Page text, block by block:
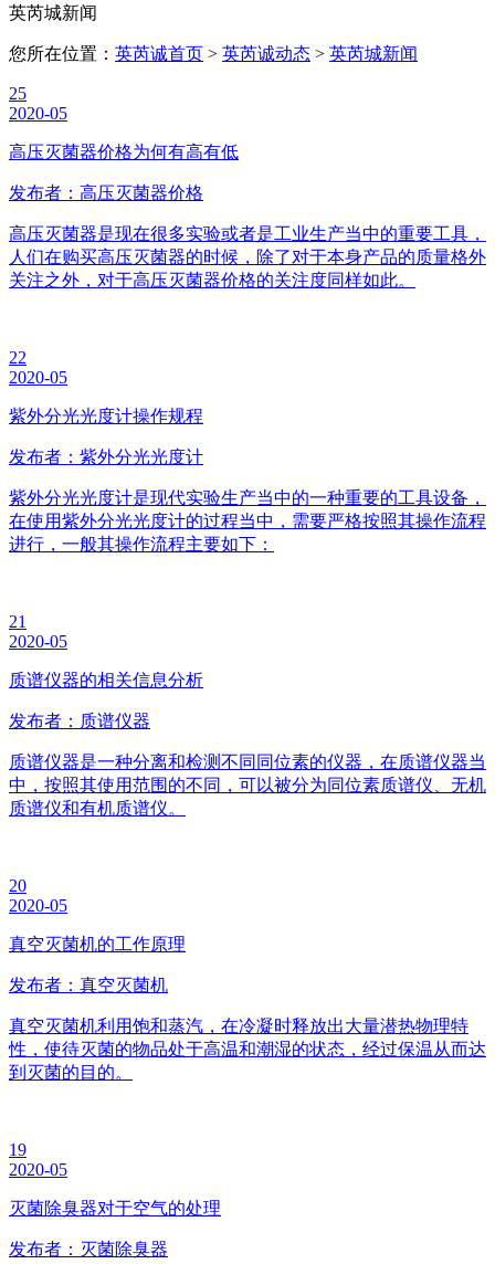
英芮城新闻
您所在位置： 英芮诚首页 > 英芮诚动态 > 英芮城新闻
25
2020-05
高压灭菌器价格为何有高有低
发布者：高压灭菌器价格
高压灭菌器是现在很多实验或者是工业生产当中的重要工具，
人们在购买高压灭菌器的时候，除了对于本身产品的质量格外
关注之外，对于高压灭菌器价格的关注度同样如此。
22
2020-05
紫外分光光度计操作规程
发布者：紫外分光光度计
紫外分光光度计是现代实验生产当中的一种重要的工具设备，
在使用紫外分光光度计的过程当中，需要严格按照其操作流程
进行，一般其操作流程主要如下：
21
2020-05
质谱仪器的相关信息分析
发布者：质谱仪器
质谱仪器是一种分离和检测不同同位素的仪器，在质谱仪器当
中，按照其使用范围的不同，可以被分为同位素质谱仪、无机
质谱仪和有机质谱仪。
20
2020-05
真空灭菌机的工作原理
发布者：真空灭菌机
真空灭菌机利用饱和蒸汽，在冷凝时释放出大量潜热物理特
性，使待灭菌的物品处于高温和潮湿的状态，经过保温从而达
到灭菌的目的。
19
2020-05
灭菌除臭器对于空气的处理
发布者：灭菌除臭器